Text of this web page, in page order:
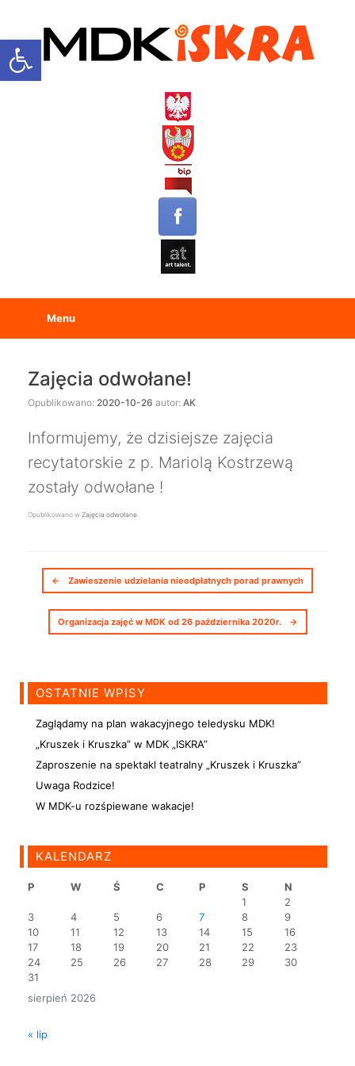
Open toolbar
Menu
Zajęcia odwołane!
Opublikowano: 2020-10-26 autor: AK
Informujemy, że dzisiejsze zajęcia
recytatorskie z p. Mariolą Kostrzewą
zostały odwołane !
Opublikowano w Zajęcia odwołane
Nawigacja postów
← Zawieszenie udzielania nieodpłatnych porad prawnych
Organizacja zajęć w MDK od 26 października 2020r. →
OSTATNIE WPISY
Zaglądamy na plan wakacyjnego teledysku MDK!
„Kruszek i Kruszka” w MDK „ISKRA”
Zaproszenie na spektakl teatralny „Kruszek i Kruszka”
Uwaga Rodzice!
W MDK-u rozśpiewane wakacje!
KALENDARZ
sierpień 2026
P W Ś C P S
N
1
2
3
4 5 6 7 8
9
10
11 12 13 14 15
16
17
18 19 20 21 22
23
24
25 26 27 28 29
30
31
« lip